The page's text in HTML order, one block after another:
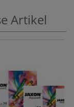
Artikel